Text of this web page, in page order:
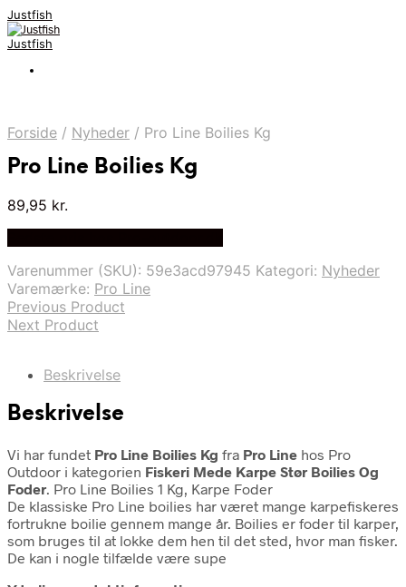
Justfish
Justfish
Forside / Nyheder / Pro Line Boilies Kg
Pro Line Boilies Kg
89,95 kr.
Varenummer (SKU): 59e3acd97945 Kategori: Nyheder
Varemærke: Pro Line
Previous Product
Next Product
Beskrivelse
Beskrivelse
Vi har fundet Pro Line Boilies Kg fra Pro Line hos Pro
Outdoor i kategorien Fiskeri Mede Karpe Stør Boilies Og
Foder. Pro Line Boilies 1 Kg, Karpe Foder
De klassiske Pro Line boilies har været mange karpefiskeres
fortrukne boilie gennem mange år. Boilies er foder til karper,
som bruges til at lokke dem hen til det sted, hvor man fisker.
De kan i nogle tilfælde være supe